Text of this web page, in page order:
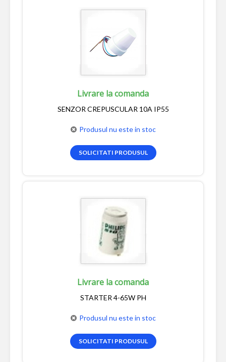
Livrare la comanda
SENZOR CREPUSCULAR 10A IP55
Produsul nu este in stoc
SOLICITATI PRODUSUL
Livrare la comanda
STARTER 4-65W PH
Produsul nu este in stoc
SOLICITATI PRODUSUL